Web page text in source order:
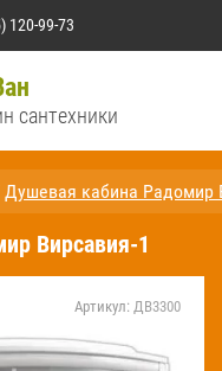
120-99-73
сантехники
Душевая кабина Радомир
Вирсавия-1
Артикул: ДВ3300